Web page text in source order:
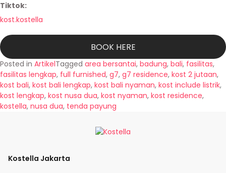
Tiktok:
kost.kostella
BOOK HERE
Posted in ArtikelTagged area bersantai, badung, bali, fasilitas,
fasilitas lengkap, full furnished, g7, g7 residence, kost 2 jutaan,
kost bali, kost bali lengkap, kost bali nyaman, kost include listrik,
kost lengkap, kost nusa dua, kost nyaman, kost residence,
kostella, nusa dua, tenda payung
Kostella Jakarta